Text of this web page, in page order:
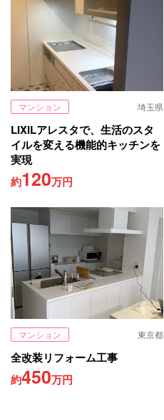
マンション 埼玉県
LIXILアレスタで、生活のスタ
イルを変える機能的キッチンを
実現
約120万円
マンション 東京都
全改装リフォーム工事
約450万円